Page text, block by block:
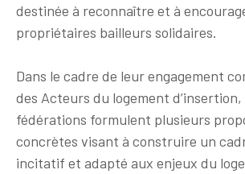
destinée à reconnaître et à
propriétaires bailleurs solidaires.
Dans le cadre de leur engagement
des Acteurs du logement d’insertion,
fédérations formulent plusieurs
concrètes visant à construire un
incitatif et adapté aux enjeux du